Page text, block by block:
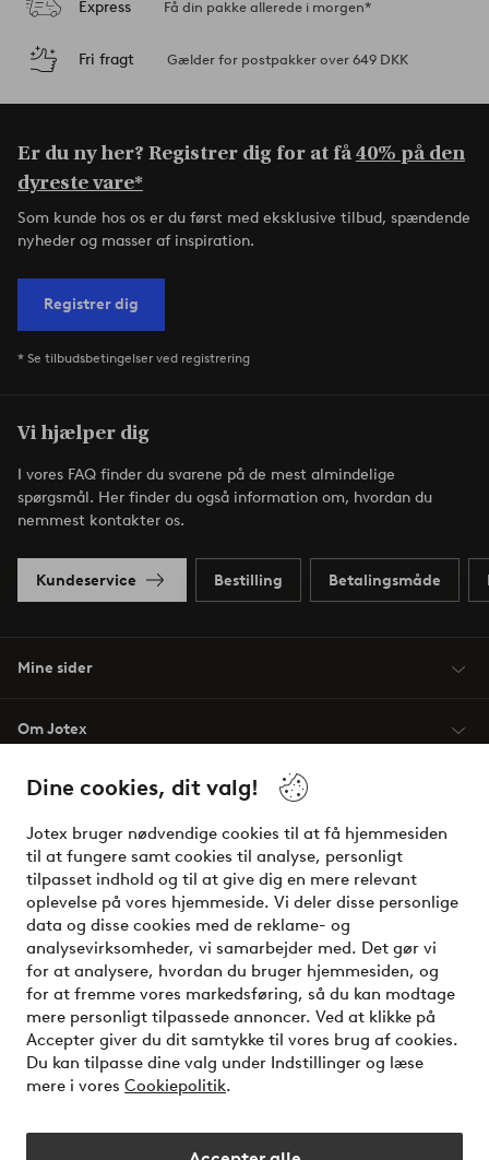
Dine cookies, dit valg!
Jotex bruger nødvendige cookies til at få hjemmesiden
til at fungere samt cookies til analyse, personligt
tilpasset indhold og til at give dig en mere relevant
oplevelse på vores hjemmeside. Vi deler disse personlige
data og disse cookies med de reklame- og
analysevirksomheder, vi samarbejder med. Det gør vi
for at analysere, hvordan du bruger hjemmesiden, og
for at fremme vores markedsføring, så du kan modtage
mere personligt tilpassede annoncer. Ved at klikke på
Accepter giver du dit samtykke til vores brug af cookies.
Du kan tilpasse dine valg under Indstillinger og læse
mere i vores Cookiepolitik.
Express Få din pakke allerede i morgen*
Fri fragt Gælder for postpakker over 649 DKK
Er du ny her? Registrer dig for at få40% på den
dyreste vare*
Som kunde hos os er du først med eksklusive tilbud, spændende
nyheder og masser af inspiration.
Registrer dig
* Se tilbudsbetingelser ved registrering
Vi hjælper dig
I vores FAQ finder du svarene på de mest almindelige
spørgsmål. Her finder du også information om, hvordan du
nemmest kontakter os.
Kundeservice Bestilling Betalingsmåde
Mine sider
Om Jotex
Vilkår
Venner
Sikre betalinger - betal nu eller del op
Vil du vide mere om vores betalingsmuligheder?
elpy